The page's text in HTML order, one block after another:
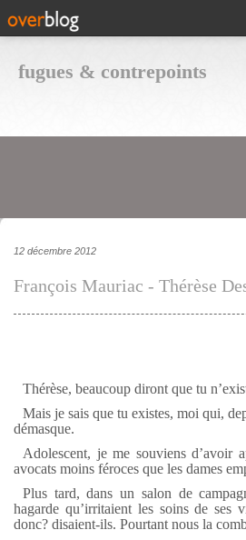
fugues & contrepoints
12 décembre 2012
François Mauriac - Thérèse
Thérèse, beaucoup diront que tu
Mais je sais que tu existes, moi qui,
démasque.
Adolescent, je me souviens d’avoir
avocats moins féroces que les dames
Plus tard, dans un salon de
hagarde qu’irritaient les soins de ses
donc? disaient-ils. Pourtant nous la